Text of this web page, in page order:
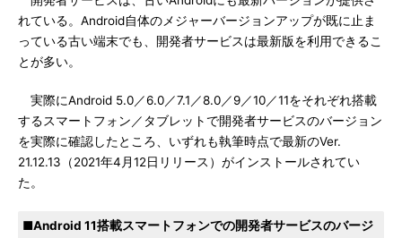
れている。Android自体のメジャーバージョンアップが既に止ま
っている古い端末でも、開発者サービスは最新版を利用できるこ
とが多い。
実際にAndroid 5.0／6.0／7.1／8.0／9／10／11をそれぞれ搭載
するスマートフォン／タブレットで開発者サービスのバージョン
を実際に確認したところ、いずれも執筆時点で最新のVer.
21.12.13（2021年4月12日リリース）がインストールされてい
た。
■Android 11搭載スマートフォンでの開発者サービスのバージ